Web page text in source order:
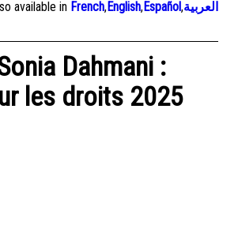
available in French,English,Español,العربية
Dahmani :
les droits 2025